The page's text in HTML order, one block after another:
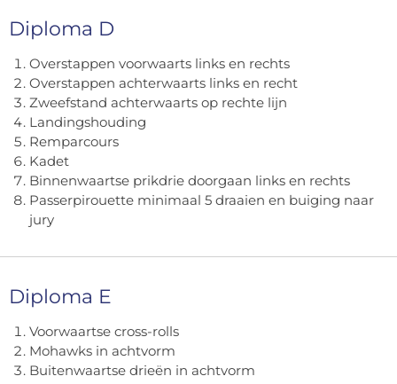
Diploma D
Overstappen voorwaarts links en rechts
Overstappen achterwaarts links en recht
Zweefstand achterwaarts op rechte lijn
Landingshouding
Remparcours
Kadet
Binnenwaartse prikdrie doorgaan links en rechts
Passerpirouette minimaal 5 draaien en buiging naar
jury
Diploma E
Voorwaartse cross-rolls
Mohawks in achtvorm
Buitenwaartse drieën in achtvorm